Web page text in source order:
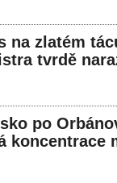
na zlatém
tvrdě
po
koncentrace